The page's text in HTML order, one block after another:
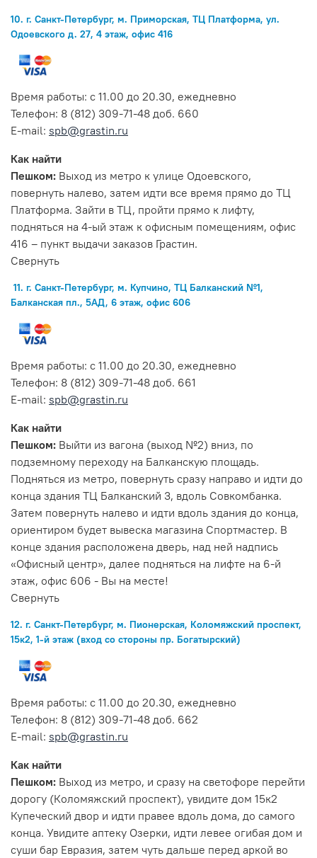
10. г. Санкт-Петербург, м. Приморская, ТЦ Платформа, ул.
Одоевского д. 27, 4 этаж, офис 416
Время работы: с 11.00 до 20.30, ежедневно
Телефон: 8 (812) 309-71-48 доб. 660
E-mail: spb@grastin.ru
Как найти
Пешком: Выход из метро к улице Одоевского,
повернуть налево, затем идти все время прямо до ТЦ
Платформа. Зайти в ТЦ, пройти прямо к лифту,
подняться на 4-ый этаж к офисным помещениям, офис
416 – пункт выдачи заказов Грастин.
Свернуть
11. г. Санкт-Петербург, м. Купчино, ТЦ Балканский №1,
Балканская пл., 5АД, 6 этаж, офис 606
Время работы: с 11.00 до 20.30, ежедневно
Телефон: 8 (812) 309-71-48 доб. 661
E-mail: spb@grastin.ru
Как найти
Пешком: Выйти из вагона (выход №2) вниз, по
подземному переходу на Балканскую площадь.
Подняться из метро, повернуть сразу направо и идти до
конца здания ТЦ Балканский 3, вдоль Совкомбанка.
Затем повернуть налево и идти вдоль здания до конца,
ориентиром будет вывеска магазина Спортмастер. В
конце здания расположена дверь, над ней надпись
«Офисный центр», далее подняться на лифте на 6-й
этаж, офис 606 - Вы на месте!
Свернуть
12. г. Санкт-Петербург, м. Пионерская, Коломяжский проспект,
15к2, 1-й этаж (вход со стороны пр. Богатырский)
Время работы: с 11.00 до 20.30, ежедневно
Телефон: 8 (812) 309-71-48 доб. 662
E-mail: spb@grastin.ru
Как найти
Пешком: Выход из метро, и сразу на светофоре перейти
дорогу (Коломяжский проспект), увидите дом 15к2
Купеческий двор и идти правее вдоль дома, до самого
конца. Увидите аптеку Озерки, идти левее огибая дом и
суши бар Евразия, затем чуть дальше перед аркой во